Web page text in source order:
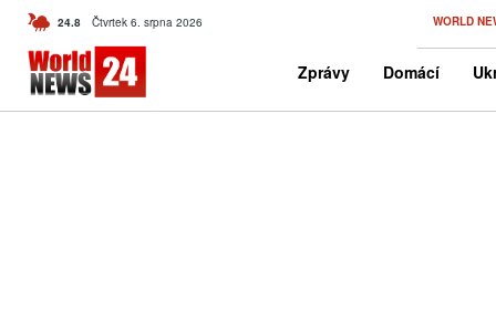
24.8 C Czech
Čtvrtek 6. srpna 2026 WORLD
Zprávy Domácí